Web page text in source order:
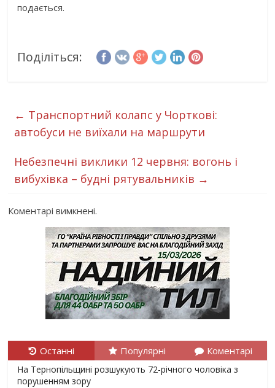
подається.
Поділіться:
← Транспортний колапс у Чорткові:
автобуси не виїхали на маршрути
Небезпечні виклики 12 червня: вогонь і
вибухівка – будні рятувальників →
Коментарі вимкнені.
Останні Популярні Коментарі
На Тернопільщині розшукують 72-річного чоловіка з
порушенням зору